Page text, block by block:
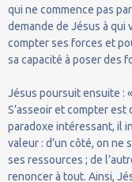
qui ne commence pas
demande de Jésus à qui
compter ses forces et
sa capacité à poser des
Jésus poursuit ensuite :
S’asseoir et compter
paradoxe intéressant, il
valeur : d’un côté, on ne
ses ressources ; de
renoncer à tout. Ainsi,